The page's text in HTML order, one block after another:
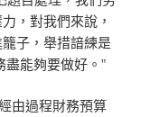
，對我們來說，
子，舉措諳練是
能夠要做好。”
由過程財務預算